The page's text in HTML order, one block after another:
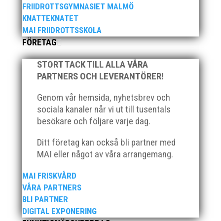
FRIIDROTTSGYMNASIET MALMÖ
KNATTEKNATET
MAI FRIIDROTTSSKOLA
FÖRETAG
STORT TACK TILL ALLA VÅRA
PARTNERS OCH LEVERANTÖRER!
Genom vår hemsida, nyhetsbrev och
sociala kanaler når vi ut till tusentals
besökare och följare varje dag.
Ditt företag kan också bli partner med
MAI eller något av våra arrangemang.
MAI FRISKVÅRD
VÅRA PARTNERS
BLI PARTNER
DIGITAL EXPONERING
Maria Wedgeworth knep bronsplatsen! Tvåa i loppet
blev Lisa Malmodin. Lisa sprang i...